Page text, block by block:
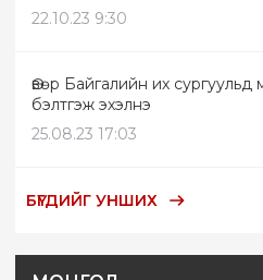
22.10.23 9:30
Өвөр Байгалийн их
бэлтгэж эхэлнэ
25.08.23 17:03
БҮГДИЙГ УНШИХ